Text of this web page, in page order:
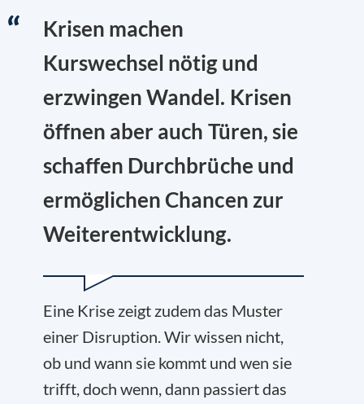
Krisen machen
Kurswechsel nötig und
erzwingen Wandel. Krisen
öffnen aber auch Türen, sie
schaffen Durchbrüche und
ermöglichen Chancen zur
Weiterentwicklung.
Eine Krise zeigt zudem das Muster
einer Disruption. Wir wissen nicht,
ob und wann sie kommt und wen sie
trifft, doch wenn, dann passiert das